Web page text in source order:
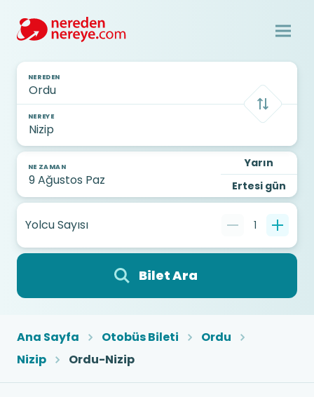
NEREDEN
NEREYE
NE ZAMAN
Yarın
Ertesi gün
Yolcu Sayısı 1
Bilet Ara
Ana Sayfa Otobüs Bileti
Ordu
Nizip
Ordu-Nizip